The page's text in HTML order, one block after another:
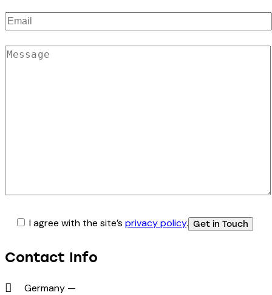
I agree with the site’s privacy policy.
Contact Info
Germany —